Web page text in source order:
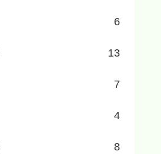
6
13
7
4
8